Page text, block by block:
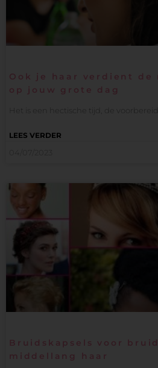
Ook je haar verdient de
op jouw grote dag
Het is een hectische tijd, de
LEES VERDER
Bruidskapsels voor
middellang haar